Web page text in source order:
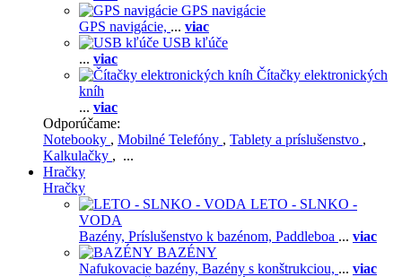
GPS navigácie
GPS navigácie, ... viac
USB kľúče
... viac
Čítačky elektronických
kníh
... viac
Odporúčame:
Notebooky , Mobilné Telefóny , Tablety a príslušenstvo ,
Kalkulačky , ...
Hračky
Hračky
LETO - SLNKO -
VODA
Bazény, Príslušenstvo k bazénom, Paddleboa ... viac
BAZÉNY
Nafukovacie bazény, Bazény s konštrukciou, ... viac